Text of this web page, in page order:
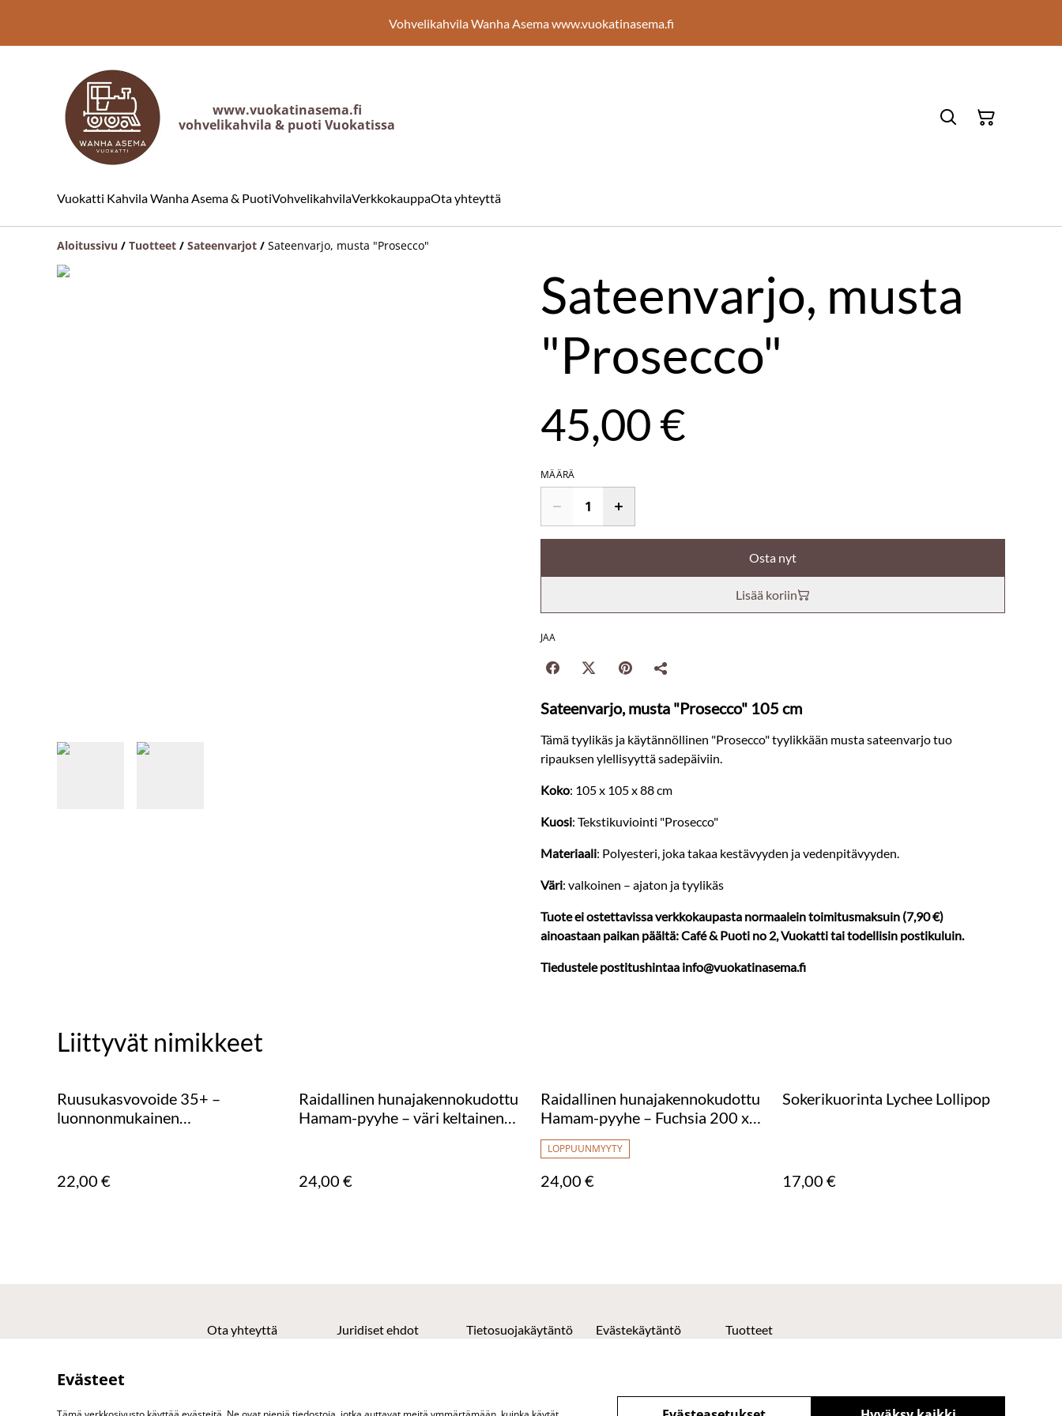
Vohvelikahvila Wanha Asema www.vuokatinasema.fi
www.vuokatinasema.fi
vohvelikahvila & puoti Vuokatissa
Vuokatti Kahvila Wanha Asema & PuotiVohvelikahvilaVerkkokauppaOta yhteyttä
Aloitussivu / Tuotteet / Sateenvarjot / Sateenvarjo, musta "Prosecco"
Sateenvarjo, musta
"Prosecco"
45,00 €
MÄÄRÄ
Osta nyt
Lisää koriin
JAA
Sateenvarjo, musta "Prosecco" 105 cm
Tämä tyylikäs ja käytännöllinen "Prosecco" tyylikkään musta sateenvarjo tuo
ripauksen ylellisyyttä sadepäiviin.
Koko: 105 x 105 x 88 cm
Kuosi: Tekstikuviointi "Prosecco"
Materiaali: Polyesteri, joka takaa kestävyyden ja vedenpitävyyden.
Väri: valkoinen – ajaton ja tyylikäs
Tuote ei ostettavissa verkkokaupasta normaalein toimitusmaksuin (7,90 €)
ainoastaan paikan päältä: Café & Puoti no 2, Vuokatti tai todellisin postikuluin.
Tiedustele postitushintaa info@vuokatinasema.fi
Liittyvät nimikkeet
Ruusukasvovoide 35+ –
luonnonmukainen
22,00 €
Raidallinen hunajakennokudottu
Hamam-pyyhe – väri keltainen
24,00 €
Raidallinen hunajakennokudottu
Hamam-pyyhe – Fuchsia 200 x
100 cm
LOPPUUNMYYTY
24,00 €
Sokerikuorinta Lychee Lollipop
17,00 €
Ota yhteyttä Juridiset ehdot Tietosuojakäytäntö Evästekäytäntö Tuotteet
Evästeet